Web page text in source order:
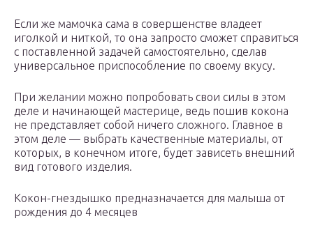
Если же мамочка сама в совершенстве владеет
иголкой и ниткой, то она запросто сможет справиться
с поставленной задачей самостоятельно, сделав
универсальное приспособление по своему вкусу.
При желании можно попробовать свои силы в этом
деле и начинающей мастерице, ведь пошив кокона
не представляет собой ничего сложного. Главное в
этом деле — выбрать качественные материалы, от
которых, в конечном итоге, будет зависеть внешний
вид готового изделия.
Кокон-гнездышко предназначается для малыша от
рождения до 4 месяцев